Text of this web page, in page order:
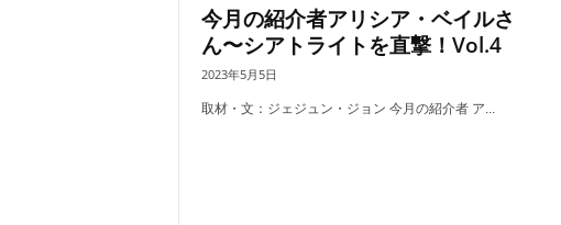
今月の紹介者アリシア・ベイルさ
ん〜シアトライトを直撃！Vol.4
2023年5月5日
取材・文：ジェジュン・ジョン 今月の紹介者 ア...